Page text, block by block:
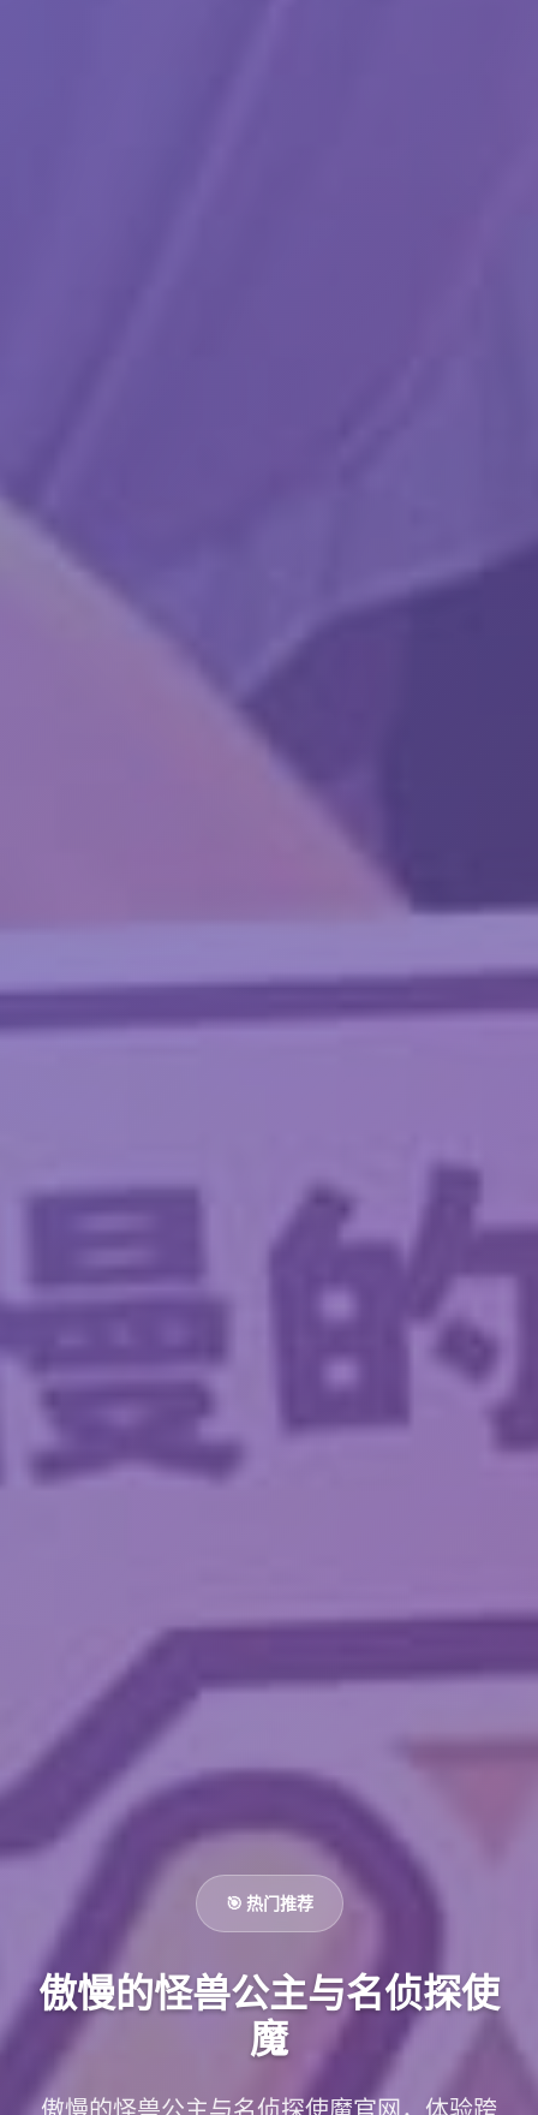
🎯 热门推荐
傲慢的怪兽公主与名侦探使
魔